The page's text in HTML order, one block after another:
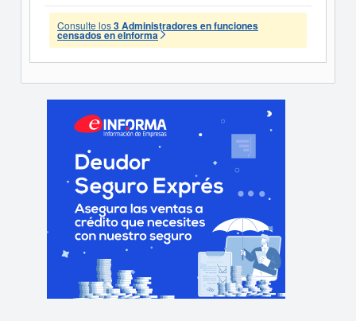
Consulte los3 Administradores en funciones
censados en eInforma